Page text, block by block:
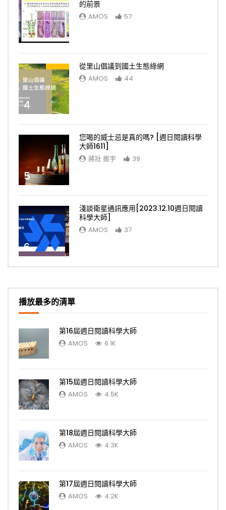
3
的前景
AMOS 57
4
從里山倡議到國土生態綠網
AMOS 44
5
您喝的威士忌是真的嗎? [週日閱讀科學
大師1611]
蔣壯 振宇 39
6
淺談衛星通訊應用[2023.12.10週日閱讀
科學大師]
AMOS 37
播放最多的清單
第16屆週日閱讀科學大師
AMOS 6.1K
第15屆週日閱讀科學大師
AMOS 4.5K
第18屆週日閱讀科學大師
AMOS 4.3K
第17屆週日閱讀科學大師
AMOS 4.2K